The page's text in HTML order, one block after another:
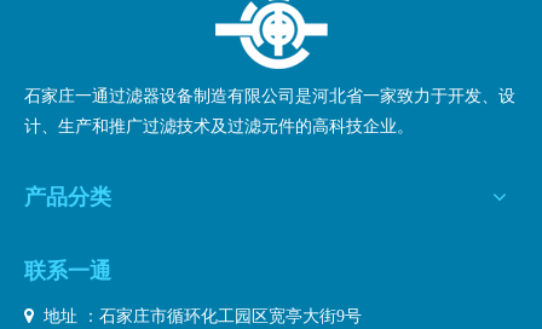
石家庄一通过滤器设备制造有限公司是河北省一家致力于开发、设
计、生产和推广过滤技术及过滤元件的高科技企业。
产品分类
联系一通
 地址 ：石家庄市循环化工园区宽亭大街9号